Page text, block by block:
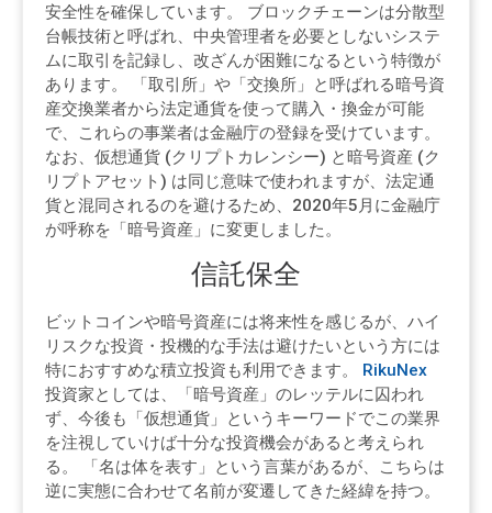
安全性を確保しています。 ブロックチェーンは分散型
台帳技術と呼ばれ、中央管理者を必要としないシステ
ムに取引を記録し、改ざんが困難になるという特徴が
あります。 「取引所」や「交換所」と呼ばれる暗号資
産交換業者から法定通貨を使って購入・換金が可能
で、これらの事業者は金融庁の登録を受けています。
なお、仮想通貨 (クリプトカレンシー) と暗号資産 (ク
リプトアセット) は同じ意味で使われますが、法定通
貨と混同されるのを避けるため、2020年5月に金融庁
が呼称を「暗号資産」に変更しました。
信託保全
ビットコインや暗号資産には将来性を感じるが、ハイ
リスクな投資・投機的な手法は避けたいという方には
特におすすめな積立投資も利用できます。 RikuNex
投資家としては、「暗号資産」のレッテルに囚われ
ず、今後も「仮想通貨」というキーワードでこの業界
を注視していけば十分な投資機会があると考えられ
る。 「名は体を表す」という言葉があるが、こちらは
逆に実態に合わせて名前が変遷してきた経緯を持つ。